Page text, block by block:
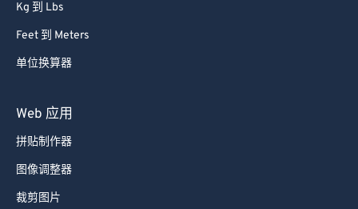
Kg 到 Lbs
Feet 到 Meters
单位换算器
Web 应用
拼贴制作器
图像调整器
裁剪图片